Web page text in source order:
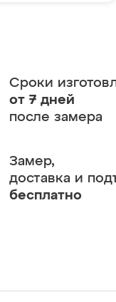
Сроки
от 7 дней
после замера
Замер,
доставка и
бесплатно